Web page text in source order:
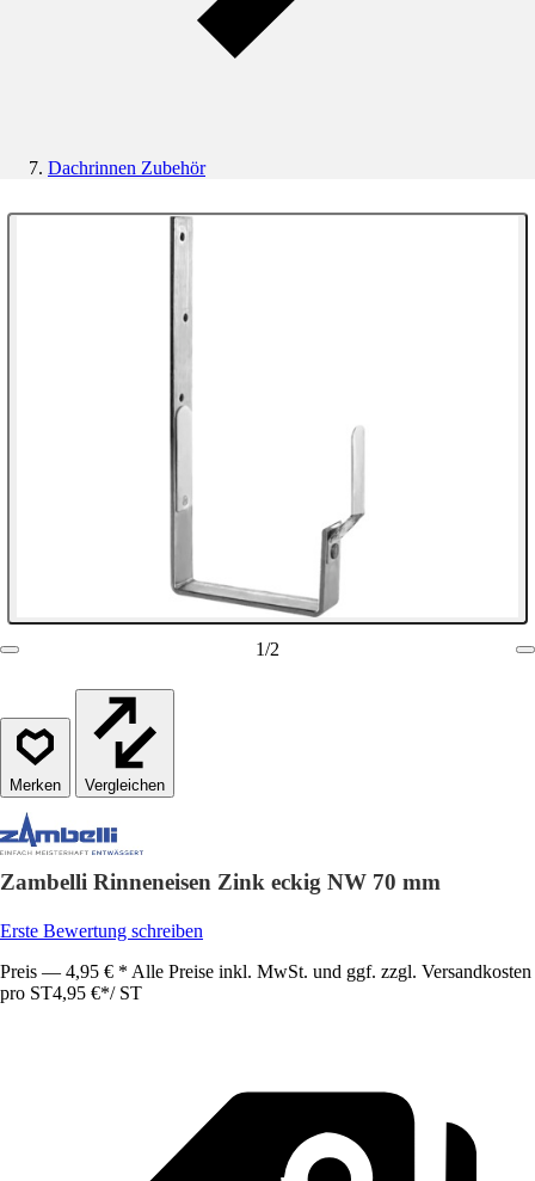
Dachrinnen Zubehör
1/2
Vergleichen
Zambelli Rinneneisen Zink eckig NW 70 mm
Erste Bewertung schreiben
Preis — 4,95 € * Alle Preise inkl. MwSt. und ggf. zzgl. Versandkosten
pro ST4,95 €*/ ST